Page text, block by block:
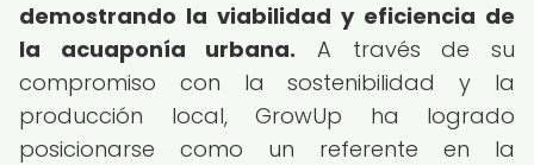
demostrando la viabilidad y eficiencia de
la acuaponía urbana. A través de su
compromiso con la sostenibilidad y la
producción local, GrowUp ha logrado
posicionarse como un referente en la